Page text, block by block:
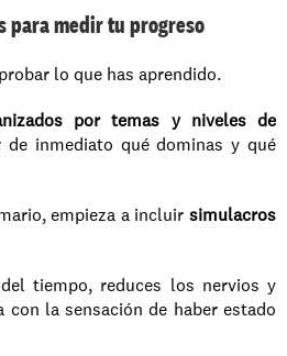
para medir tu progreso
lo que has aprendido.
por temas y niveles de
inmediato qué dominas y qué
empieza a incluir simulacros
tiempo, reduces los nervios y
con la sensación de haber estado